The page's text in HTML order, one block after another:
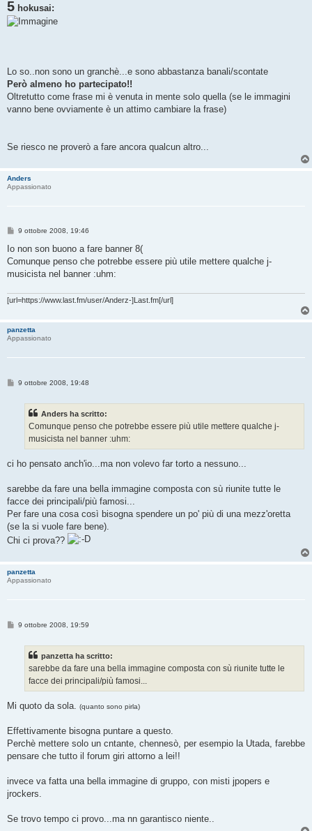
5 hokusai:
Lo so..non sono un granchè...e sono abbastanza banali/scontate
Però almeno ho partecipato!!
Oltretutto come frase mi è venuta in mente solo quella (se le immagini
vanno bene ovviamente è un attimo cambiare la frase)
Se riesco ne proverò a fare ancora qualcun altro...
Anders
Appassionato
M
s
a
g
o
9 ottobre 2008, 19:46
Io non son buono a fare banner 8(
Comunque penso che potrebbe essere più utile mettere qualche j-
musicista nel banner :uhm:
[url=https://www.last.fm/user/Anderz-]Last.fm[/url]
panzetta
Appassionato
M9 ottobre 2008, 19:48
Anders ha scritto:
Comunque penso che potrebbe essere più utile mettere qualche j-
musicista nel banner :uhm:
ci ho pensato anch'io...ma non volevo far torto a nessuno...
sarebbe da fare una bella immagine composta con sù riunite tutte le
facce dei principali/più famosi...
Per fare una cosa così bisogna spendere un po' più di una mezz'oretta
(se la si vuole fare bene).
Chi ci prova??
panzetta
Appassionato
M9 ottobre 2008, 19:59
panzetta ha scritto:
sarebbe da fare una bella immagine composta con sù riunite tutte le
facce dei principali/più famosi...
Mi quoto da sola. (quanto sono pirla)
Effettivamente bisogna puntare a questo.
Perchè mettere solo un cntante, chennesò, per esempio la Utada, farebbe
pensare che tutto il forum giri attorno a lei!!
invece va fatta una bella immagine di gruppo, con misti jpopers e
jrockers.
Se trovo tempo ci provo...ma nn garantisco niente..